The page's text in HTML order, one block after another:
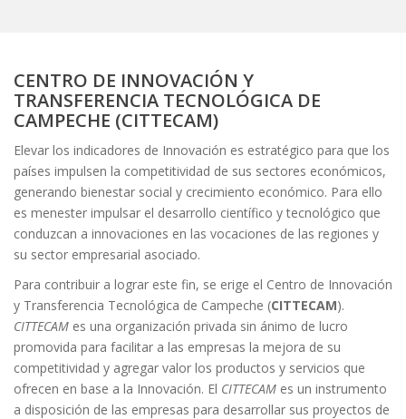
CENTRO DE INNOVACIÓN Y
TRANSFERENCIA TECNOLÓGICA DE
CAMPECHE (CITTECAM)
Elevar los indicadores de Innovación es estratégico para que los
países impulsen la competitividad de sus sectores económicos,
generando bienestar social y crecimiento económico. Para ello
es menester impulsar el desarrollo científico y tecnológico que
conduzcan a innovaciones en las vocaciones de las regiones y
su sector empresarial asociado.
Para contribuir a lograr este fin, se erige el Centro de Innovación
y Transferencia Tecnológica de Campeche (CITTECAM).
CITTECAM es una organización privada sin ánimo de lucro
promovida para facilitar a las empresas la mejora de su
competitividad y agregar valor los productos y servicios que
ofrecen en base a la Innovación. El CITTECAM es un instrumento
a disposición de las empresas para desarrollar sus proyectos de